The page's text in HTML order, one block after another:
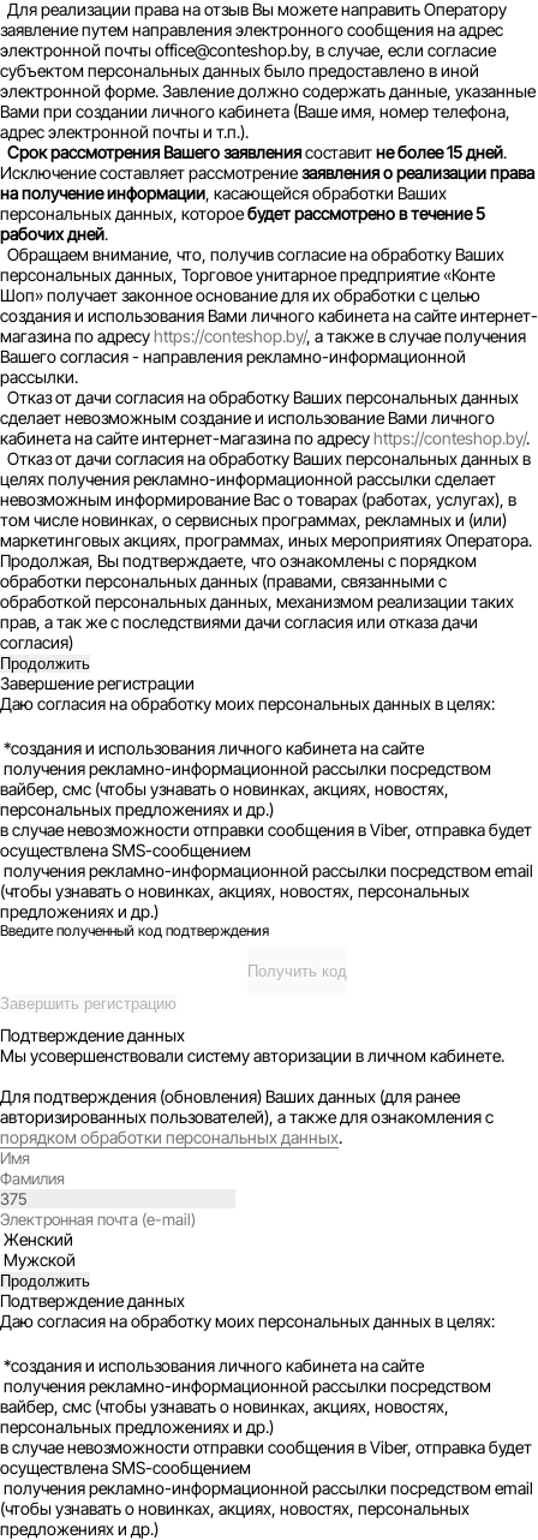
Для реализации права на отзыв Вы можете направить Оператору
заявление путем направления электронного сообщения на адрес
электронной почты office@conteshop.by, в случае, если согласие
субъектом персональных данных было предоставлено в иной
электронной форме. Завление должно содержать данные, указанные
Вами при создании личного кабинета (Ваше имя, номер телефона,
адрес электронной почты и т.п.).
Срок рассмотрения Вашего заявлениясоставитне более 15 дней.
Исключение составляет рассмотрениезаявления о реализации права
на получение информации, касающейся обработки Ваших
персональных данных, котороебудет рассмотрено в течение 5
рабочих дней.
Обращаем внимание, что, получив согласие на обработку Ваших
персональных данных, Торговое унитарное предприятие «Конте
Шоп» получает законное основание для их обработки с целью
создания и использования Вами личного кабинета на сайте интернет-
магазина по адресуhttps://conteshop.by/, а также в случае получения
Вашего согласия - направления рекламно-информационной
рассылки.
Отказ от дачи согласия на обработку Ваших персональных данных
сделает невозможным создание и использование Вами личного
кабинета на сайте интернет-магазина по адресуhttps://conteshop.by/.
Отказ от дачи согласия на обработку Ваших персональных данных в
целях получения рекламно-информационной рассылки сделает
невозможным информирование Вас о товарах (работах, услугах), в
том числе новинках, о сервисных программах, рекламных и (или)
маркетинговых акциях, программах, иных мероприятиях Оператора.
Продолжая, Вы подтверждаете, что ознакомлены с порядком
обработки персональных данных (правами, связанными с
обработкой персональных данных, механизмом реализации таких
прав, а так же с последствиями дачи согласия или отказа дачи
согласия)
Продолжить
Завершение регистрации
Даю согласия на обработку моих персональных данных в целях:
*создания и использования личного кабинета на сайте
получения рекламно-информационной рассылки посредством
вайбер, смс (чтобы узнавать о новинках, акциях, новостях,
персональных предложениях и др.)
в случае невозможности отправки сообщения в Viber, отправка будет
осуществлена SMS-сообщением
получения рекламно-информационной рассылки посредством email
(чтобы узнавать о новинках, акциях, новостях, персональных
предложениях и др.)
Введите полученный код подтверждения
Получить код
Завершить регистрацию
Подтверждение данных
Мы усовершенствовали систему авторизации в личном кабинете.
Для подтверждения (обновления) Ваших данных (для ранее
авторизированных пользователей), а также для ознакомления с
порядком обработки персональных данных.
Женский
Мужской
Продолжить
Подтверждение данных
Даю согласия на обработку моих персональных данных в целях:
*создания и использования личного кабинета на сайте
получения рекламно-информационной рассылки посредством
вайбер, смс (чтобы узнавать о новинках, акциях, новостях,
персональных предложениях и др.)
в случае невозможности отправки сообщения в Viber, отправка будет
осуществлена SMS-сообщением
получения рекламно-информационной рассылки посредством email
(чтобы узнавать о новинках, акциях, новостях, персональных
предложениях и др.)